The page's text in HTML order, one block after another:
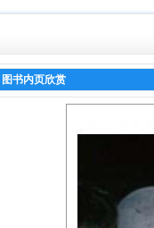
图书内页欣赏